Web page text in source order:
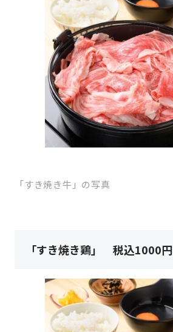
「すき焼き牛」の写真
「すき焼き鶏」 税込1000円